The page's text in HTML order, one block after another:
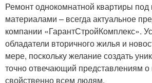
Ремонт однокомнатной квартиры под
материалами – всегда актуальное
компании «ГарантСтройКомплекс».
обладатели вторичного жилья и
мере, поскольку желание создать
точно отвечающий представлениям о
свойственно всем людям.